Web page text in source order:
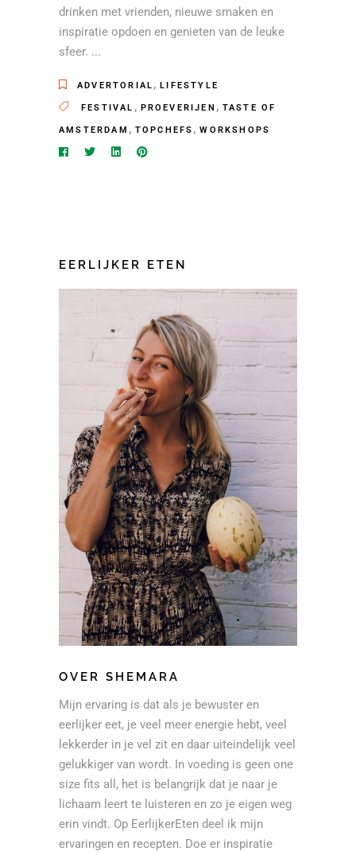
drinken met vrienden, nieuwe smaken en
inspiratie opdoen en genieten van de leuke
sfeer.
ADVERTORIAL ,LIFESTYLE
FESTIVAL , PROEVERIJEN , TASTE OF
AMSTERDAM , TOPCHEFS ,WORKSHOPS
EERLIJKER ETEN
OVER SHEMARA
Mijn ervaring is dat als je bewuster en
eerlijker eet, je veel meer energie hebt, veel
lekkerder in je vel zit en daar uiteindelijk veel
gelukkiger van wordt. In voeding is geen one
size fits all, het is belangrijk dat je naar je
lichaam leert te luisteren en zo je eigen weg
erin vindt. Op EerlijkerEten deel ik mijn
ervaringen en recepten. Doe er inspiratie